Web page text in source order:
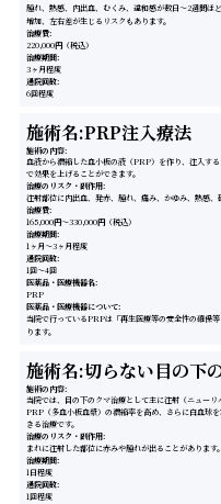
腫れ、熱感、内出血、むくみ、違和感が数日〜2週間ほ
増加、左右差が生じるリスクもあります。
治療費
220,000円（税込）
治療期間
3ヶ月程度
通院回数
6回程度
施術名:PRP注入療法
施術の内容
血液から濃縮した血小板の液（PRP）を作り、注入す
で効果を上げることができます。
治療のリスク・副作用
注射部位に内出血、発赤、腫れ、痛み、かゆみ、熱感、
治療費
165,000円〜330,000円（税込）
治療期間
1ヶ月～3ヶ月程度
通院回数
1回～4回
医薬品・医療機器名
PRP
医薬品・医療機器について
当院で行っているPRPは「再生医療等の安全性の確保
ります。
施術名:切らない目の下
施術の内容
当院では、目の下のクマ治療として主に注射（ニュー
PRP（多血小板血漿）の濃縮率を高め、さらに白血球
きる治療です。
治療のリスク・副作用
まれに注射した部位に赤みや腫れが出ることがあります。
治療期間
1日程度
通院回数
1回程度